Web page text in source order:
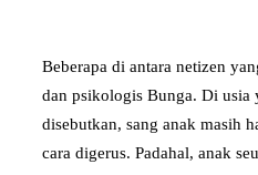
Beberapa di antara netizen
dan psikologis Bunga. Di usia
disebutkan, sang anak masih
cara digerus. Padahal, anak